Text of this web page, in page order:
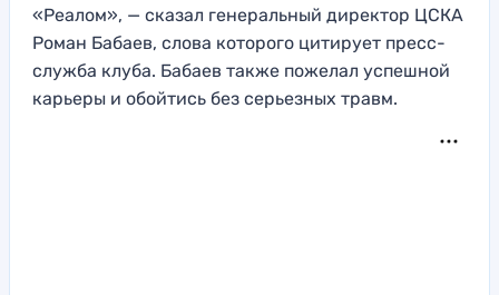
«Реалом», — сказал генеральный директор ЦСКА
Роман Бабаев, слова которого цитирует пресс-
служба клуба. Бабаев также пожелал успешной
карьеры и обойтись без серьезных травм.